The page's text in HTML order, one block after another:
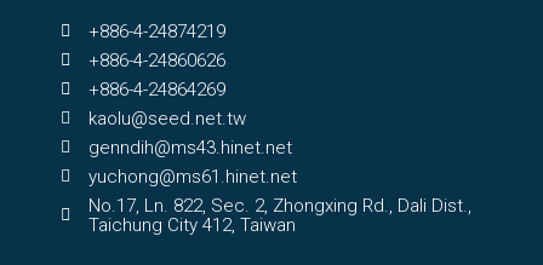
+886-4-24874219
+886-4-24860626
+886-4-24864269
kaolu@seed.net.tw
genndih@ms43.hinet.net
yuchong@ms61.hinet.net
No.17, Ln. 822, Sec. 2, Zhongxing Rd., Dali Dist.,
Taichung City 412, Taiwan